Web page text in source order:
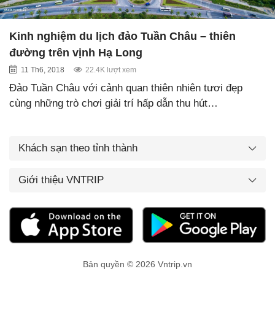
Kinh nghiệm du lịch đảo Tuần Châu – thiên
đường trên vịnh Hạ Long
11 Th6, 2018 22.4K lượt xem
Đảo Tuần Châu với cảnh quan thiên nhiên tươi đẹp
cùng những trò chơi giải trí hấp dẫn thu hút…
Khách sạn theo tỉnh thành
Giới thiệu VNTRIP
Bản quyền © 2026 Vntrip.vn